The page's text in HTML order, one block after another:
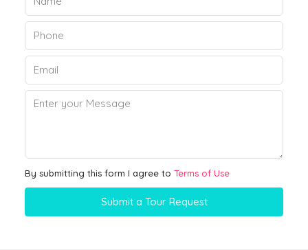
By submitting this form I agree to Terms of Use
Submit a Tour Request